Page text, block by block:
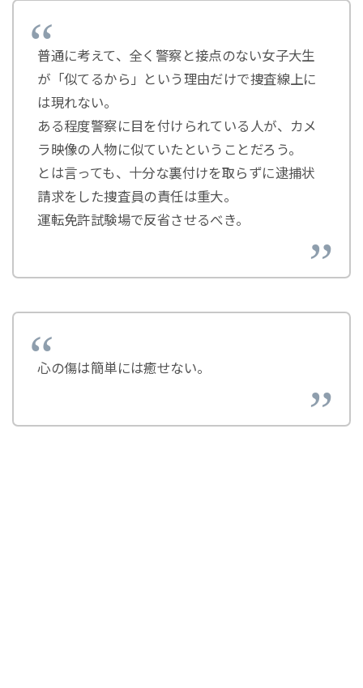
普通に考えて、全く警察と接点のない女子大生
が「似てるから」という理由だけで捜査線上に
は現れない。
ある程度警察に目を付けられている人が、カメ
ラ映像の人物に似ていたということだろう。
とは言っても、十分な裏付けを取らずに逮捕状
請求をした捜査員の責任は重大。
運転免許試験場で反省させるべき。
心の傷は簡単には癒せない。